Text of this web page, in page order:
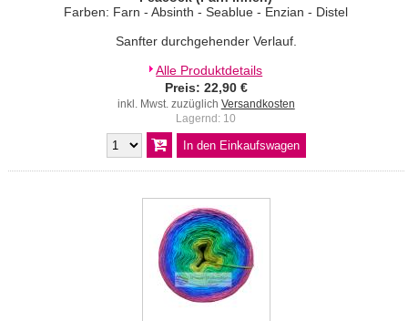
Farben: Farn - Absinth - Seablue - Enzian - Distel
Sanfter durchgehender Verlauf.
Alle Produktdetails
Preis: 22,90 €
inkl. Mwst. zuzüglich Versandkosten
Lagernd: 10